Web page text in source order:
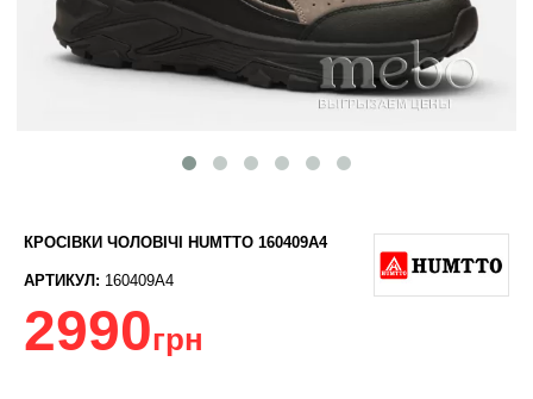
КРОСІВКИ ЧОЛОВІЧІ HUMTTO 160409A4
АРТИКУЛ: 160409A4
2990грн